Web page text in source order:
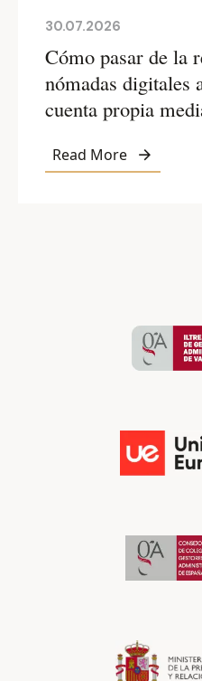
30.07.2026
Cómo pasar de la
nómadas digitales
cuenta propia
Read More